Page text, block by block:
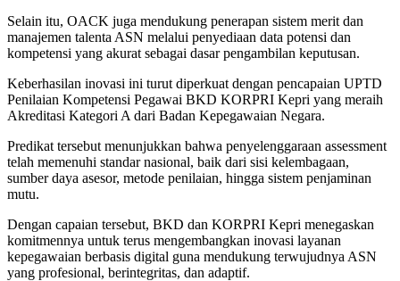
Selain itu, OACK juga mendukung penerapan sistem merit dan
manajemen talenta ASN melalui penyediaan data potensi dan
kompetensi yang akurat sebagai dasar pengambilan keputusan.
Keberhasilan inovasi ini turut diperkuat dengan pencapaian UPTD
Penilaian Kompetensi Pegawai BKD KORPRI Kepri yang meraih
Akreditasi Kategori A dari Badan Kepegawaian Negara.
Predikat tersebut menunjukkan bahwa penyelenggaraan assessment
telah memenuhi standar nasional, baik dari sisi kelembagaan,
sumber daya asesor, metode penilaian, hingga sistem penjaminan
mutu.
Dengan capaian tersebut, BKD dan KORPRI Kepri menegaskan
komitmennya untuk terus mengembangkan inovasi layanan
kepegawaian berbasis digital guna mendukung terwujudnya ASN
yang profesional, berintegritas, dan adaptif.